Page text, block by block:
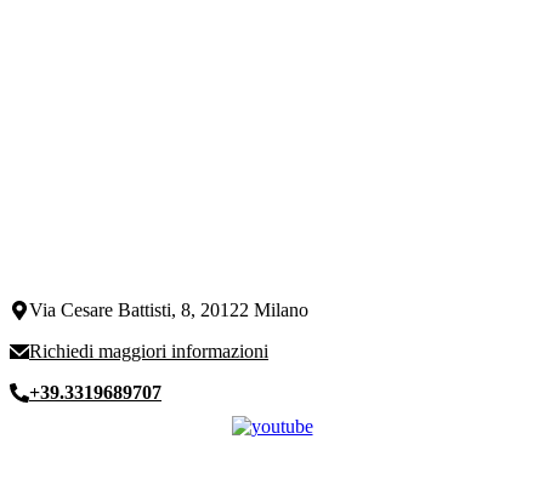
Via Cesare Battisti, 8, 20122 Milano
Richiedi maggiori informazioni
+39.3319689707